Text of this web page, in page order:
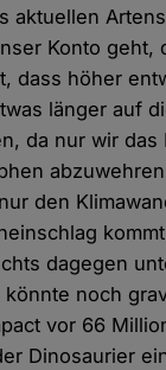
aktuellen
Konto geht,
dass höher
länger auf
da nur wir das
den
dagegen
noch
vor 66
Dinosaurier